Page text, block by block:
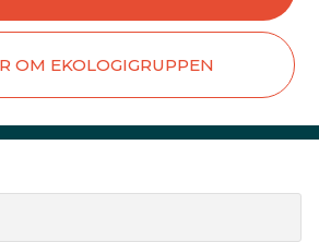
OM EKOLOGIGRUPPEN